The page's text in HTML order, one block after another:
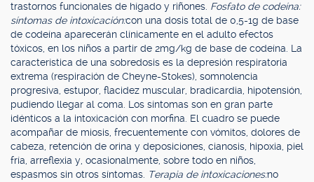
trastornos funcionales de hígado y riñones. Fosfato de codeína:
síntomas de intoxicación:con una dosis total de 0,5-1g de base
de codeína aparecerán clínicamente en el adulto efectos
tóxicos, en los niños a partir de 2mg/kg de base de codeína. La
característica de una sobredosis es la depresión respiratoria
extrema (respiración de Cheyne-Stokes), somnolencia
progresiva, estupor, flacidez muscular, bradicardia, hipotensión,
pudiendo llegar al coma. Los síntomas son en gran parte
idénticos a la intoxicación con morfina. El cuadro se puede
acompañar de miosis, frecuentemente con vómitos, dolores de
cabeza, retención de orina y deposiciones, cianosis, hipoxia, piel
fría, arreflexia y, ocasionalmente, sobre todo en niños,
espasmos sin otros síntomas. Terapia de intoxicaciones:no